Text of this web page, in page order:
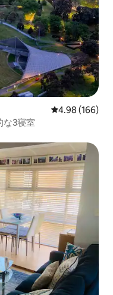
レビュー166
4.98 (166)
な3寝室